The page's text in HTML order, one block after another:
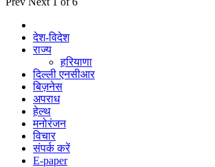
देश-विदेश
राज्य
हरियाणा
दिल्ली एनसीआर
बिज़नेस
अपराध
हेल्थ
मनोरंजन
विचार
संपर्क करें
E-paper